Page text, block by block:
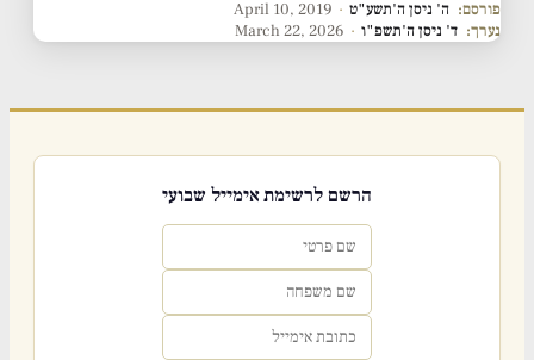
פורסם: ה' ניסן ה'תשע"ט ·
April 10, 2019
נערך: ד' ניסן ה'תשפ"ו ·
March 22, 2026
הרשם לרשימת אימייל שבועי